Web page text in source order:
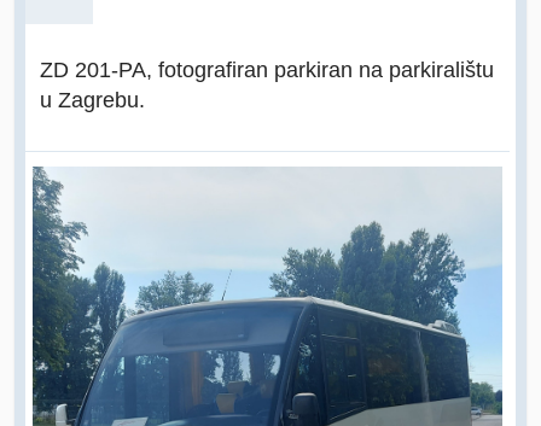
ZD 201-PA, fotografiran parkiran na parkiralištu
u Zagrebu.